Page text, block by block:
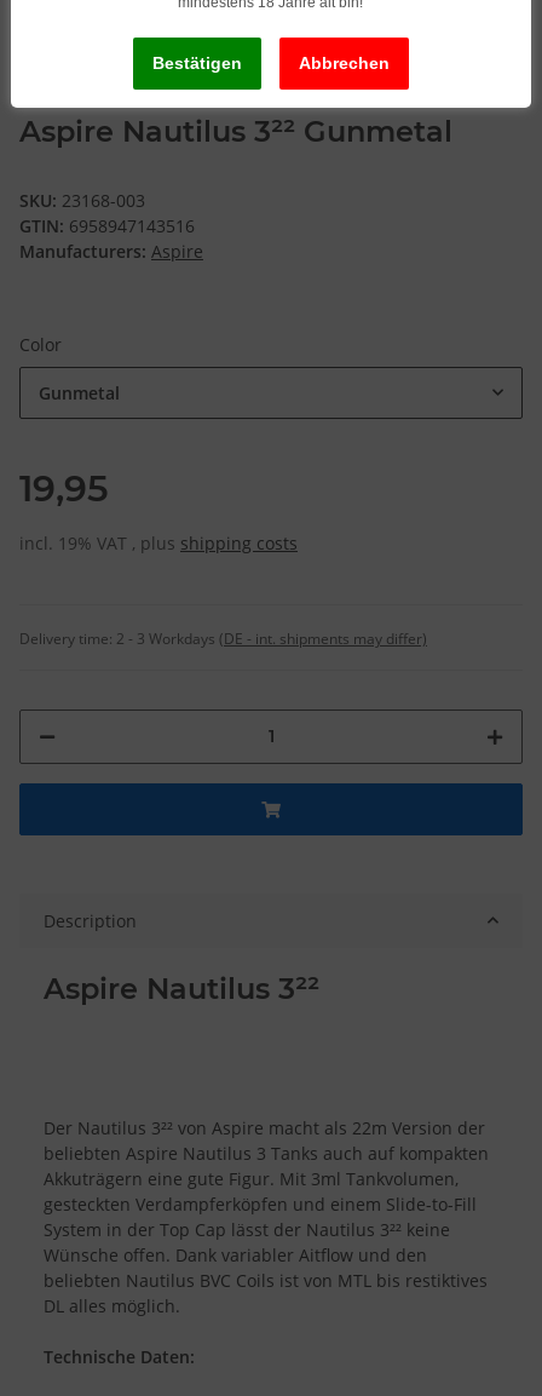
Aspire Nautilus 3²² Gunmetal
SKU: 23168-003
GTIN: 6958947143516
Manufacturers: Aspire
Color
Gunmetal
19,95
incl. 19% VAT , plus shipping costs
Delivery time: 2 - 3 Workdays (DE - int. shipments may differ)
Description
Aspire Nautilus 3²²
Der Nautilus 3²² von Aspire macht als 22m Version der
beliebten Aspire Nautilus 3 Tanks auch auf kompakten
Akkuträgern eine gute Figur. Mit 3ml Tankvolumen,
gesteckten Verdampferköpfen und einem Slide-to-Fill
System in der Top Cap lässt der Nautilus 3²² keine
Wünsche offen. Dank variabler Aitflow und den
beliebten Nautilus BVC Coils ist von MTL bis restiktives
DL alles möglich.
Technische Daten: